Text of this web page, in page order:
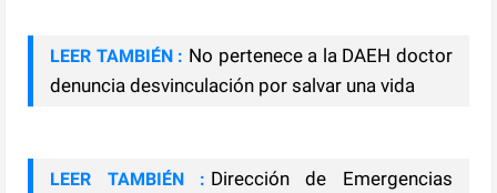
LEER TAMBIÉN : No pertenece a la DAEH doctor
denuncia desvinculación por salvar una vida
LEER TAMBIÉN : Dirección de Emergencias